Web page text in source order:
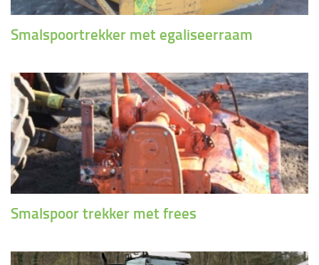
Smalspoortrekker met egaliseerraam
Smalspoor trekker met frees